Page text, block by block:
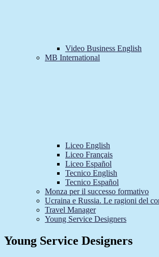
Video Business English
MB International
Liceo English
Liceo Français
Liceo Español
Tecnico English
Tecnico Español
Monza per il successo formativo
Ucraina e Russia. Le ragioni del
Travel Manager
Young Service Designers
Young Service Designers